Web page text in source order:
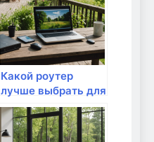
Какой роутер
лучше выбрать для
большой дачи:
Полное
руководство